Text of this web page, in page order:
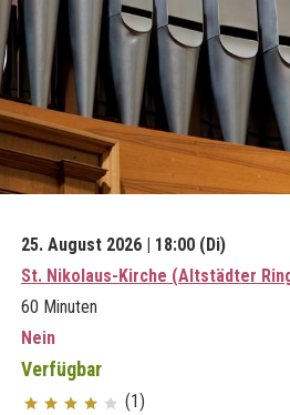
25. August 2026 | 18:00 (Di)
St. Nikolaus-Kirche (Altstädter
60 Minuten
Nein
Verfügbar
(1)